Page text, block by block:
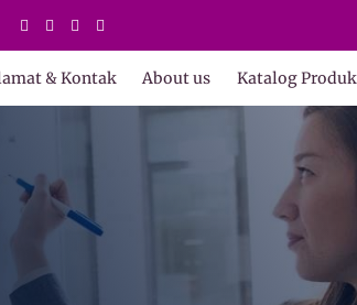
& Kontak About us Katalog Produk